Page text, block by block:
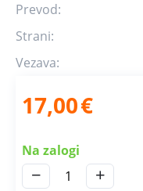
Prevod:
Strani:
Vezava:
17,00€
Na zalogi
+
−